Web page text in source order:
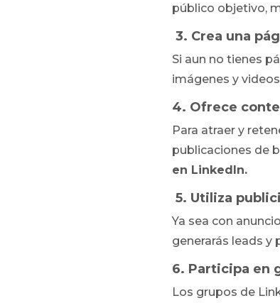
público objetivo,
3. Crea una
Si aun no tienes
imágenes y
4. Ofrece
Para atraer y
publicaciones de
en LinkedIn.
5. Utiliza
Ya sea con
generarás leads
6. Participa en
Los grupos de